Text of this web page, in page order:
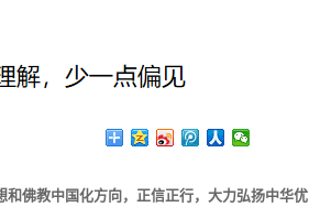
和佛教中国化方向，正信正行，大力弘扬中华优